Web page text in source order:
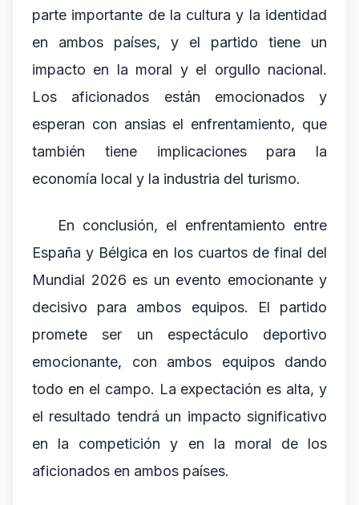
parte importante de la cultura y la identidad
en ambos países, y el partido tiene un
impacto en la moral y el orgullo nacional.
Los aficionados están emocionados y
esperan con ansias el enfrentamiento, que
también tiene implicaciones para la
economía local y la industria del turismo.
En conclusión, el enfrentamiento entre
España y Bélgica en los cuartos de final del
Mundial 2026 es un evento emocionante y
decisivo para ambos equipos. El partido
promete ser un espectáculo deportivo
emocionante, con ambos equipos dando
todo en el campo. La expectación es alta, y
el resultado tendrá un impacto significativo
en la competición y en la moral de los
aficionados en ambos países.